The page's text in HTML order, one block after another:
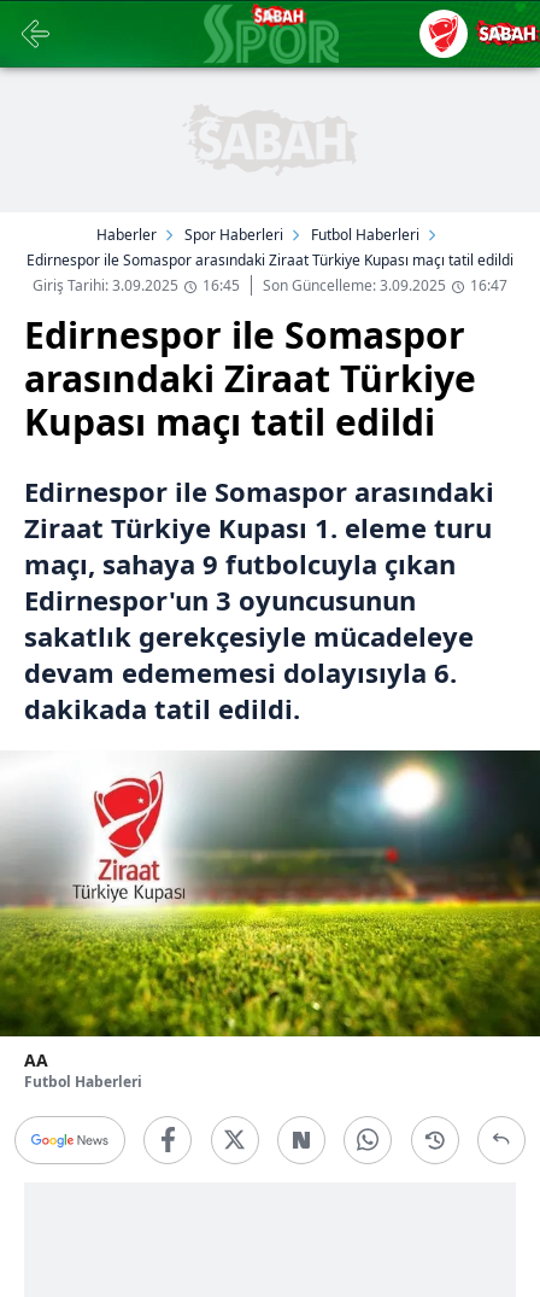
Haberler Spor Haberleri
Futbol Haberleri
Edirnespor ile Somaspor arasındaki Ziraat Türkiye Kupası maçı tatil edildi
Giriş Tarihi: 3.09.2025
16:45 Son Güncelleme: 3.09.2025 16:47
Edirnespor ile Somaspor
arasındaki Ziraat Türkiye
Kupası maçı tatil edildi
Edirnespor ile Somaspor arasındaki
Ziraat Türkiye Kupası 1. eleme turu
maçı, sahaya 9 futbolcuyla çıkan
Edirnespor'un 3 oyuncusunun
sakatlık gerekçesiyle mücadeleye
devam edememesi dolayısıyla 6.
dakikada tatil edildi.
AA
Futbol Haberleri